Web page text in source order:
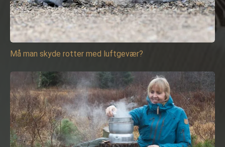
Må man skyde rotter med luftgevær?